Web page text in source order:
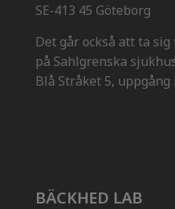
SE-413 45 Göteborg
Det går också att ta
på Sahlgrenska
Blå Stråket 5, uppgång
BÄCKHED LAB